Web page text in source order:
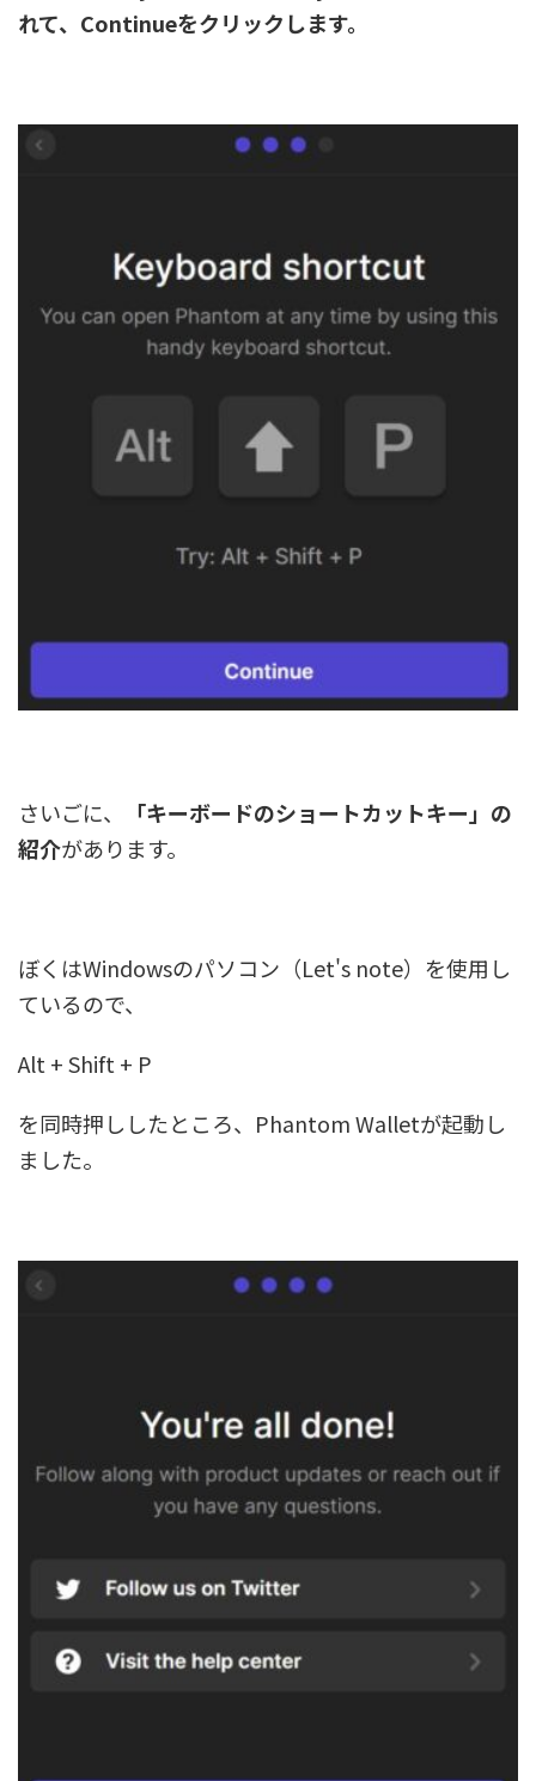
れて、Continueをクリックします。
さいごに、
「キーボードのショートカットキー」の
紹介があります。
ぼくはWindowsのパソコン（Let's note）を使用し
ているので、
Alt + Shift + P
を同時押ししたところ、Phantom Walletが起動し
ました。